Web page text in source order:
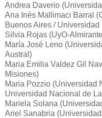
Andrea Daverio
Ana Inés Mallimaci Barral
Buenos Aires /
Silvia Rojas (UyO-
María José Leno
Austral)
Maria Emilia Valdez Gil
Misiones)
Maria Pozzio (Universidad
Universidad Nacional de
Mariela Solana
Ariel Sanabria